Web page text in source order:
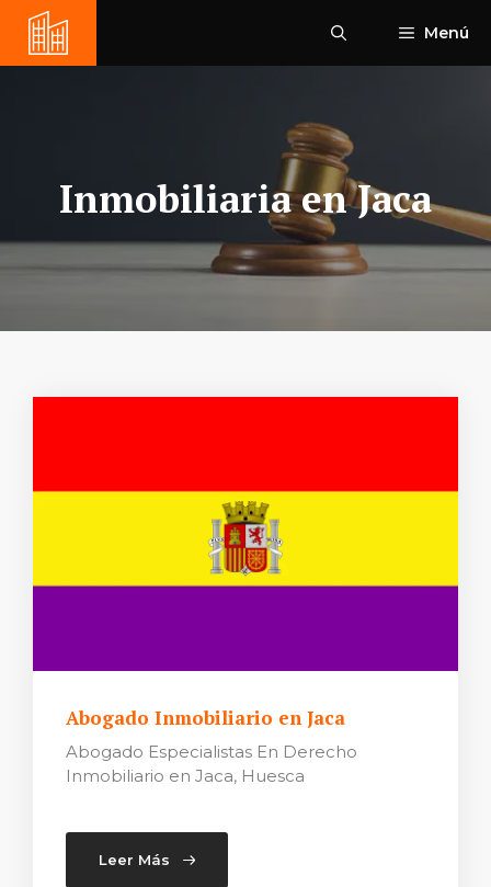
Saltar
contenido
Menú
Inmobiliaria en Jaca
Abogado Inmobiliario en Jaca
Abogado Especialistas En Derecho
Inmobiliario en Jaca, Huesca
Leer Más